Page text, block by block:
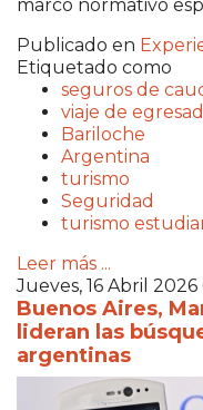
marco normativo
Publicado en
Etiquetado como
seguros de
viaje de
Bariloche
Argentina
turismo
Seguridad
turismo
Leer más ...
Jueves, 16 Abril 2026
Buenos Aires,
lideran las
argentinas